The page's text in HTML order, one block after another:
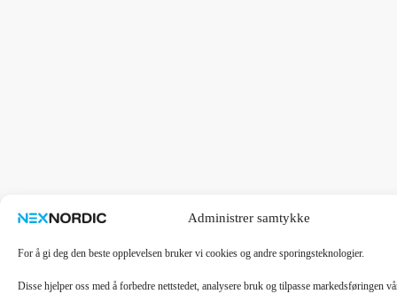
Administrer samtykke
For å gi deg den beste opplevelsen bruker vi cookies og andre sporingsteknologier.
Disse hjelper oss med å forbedre nettstedet, analysere bruk og tilpasse markedsføringen